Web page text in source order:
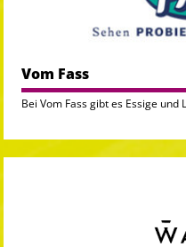
Vom Fass
Bei Vom Fass gibt es Essige